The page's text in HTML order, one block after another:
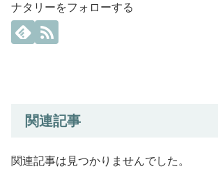
ナタリーをフォローする
関連記事
関連記事は見つかりませんでした。